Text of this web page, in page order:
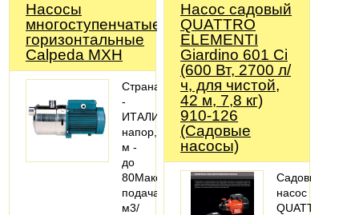
Насосы
многоступенчатые
горизонтальные
Calpeda MXH
Страна
-
ИТАЛИЯМаксимальный
напор,
м -
до
80Максимальная
подача,
м3/
Насос садовый
QUATTRO
ELEMENTI
Giardino 601 Ci
(600 Вт, 2700 л/
ч, для чистой,
42 м, 7,8 кг)
910-126
(Садовые
насосы)
Садовый
насос
QUATTRO